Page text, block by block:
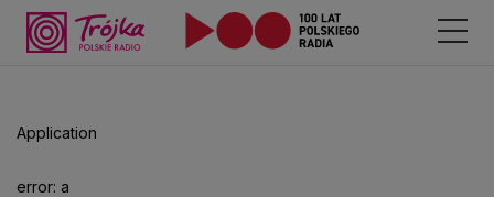
Application
error: a
aby
odtwarzać.